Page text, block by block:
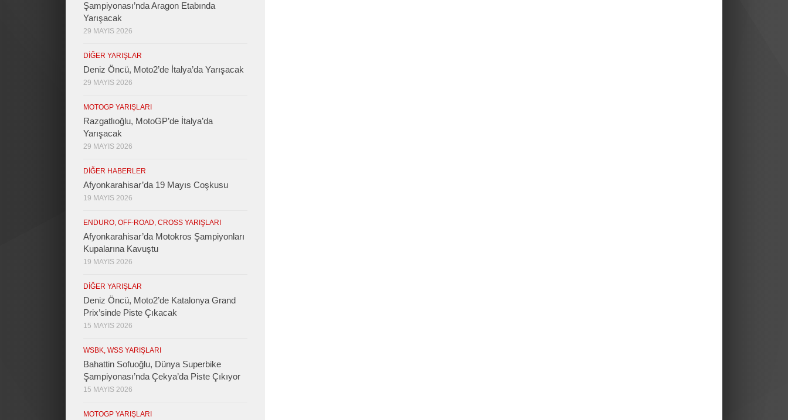
Şampiyonası’nda Aragon Etabında
Yarışacak
29 MAYIS 2026
DIĞER YARIŞLAR
Deniz Öncü, Moto2’de İtalya’da Yarışacak
29 MAYIS 2026
MOTOGP YARIŞLARI
Razgatlıoğlu, MotoGP’de İtalya’da
Yarışacak
29 MAYIS 2026
DIĞER HABERLER
Afyonkarahisar’da 19 Mayıs Coşkusu
19 MAYIS 2026
ENDURO, OFF-ROAD, CROSS YARIŞLARI
Afyonkarahisar’da Motokros Şampiyonları
Kupalarına Kavuştu
19 MAYIS 2026
DIĞER YARIŞLAR
Deniz Öncü, Moto2’de Katalonya Grand
Prix’sinde Piste Çıkacak
15 MAYIS 2026
WSBK, WSS YARIŞLARI
Bahattin Sofuoğlu, Dünya Superbike
Şampiyonası’nda Çekya’da Piste Çıkıyor
15 MAYIS 2026
MOTOGP YARIŞLARI